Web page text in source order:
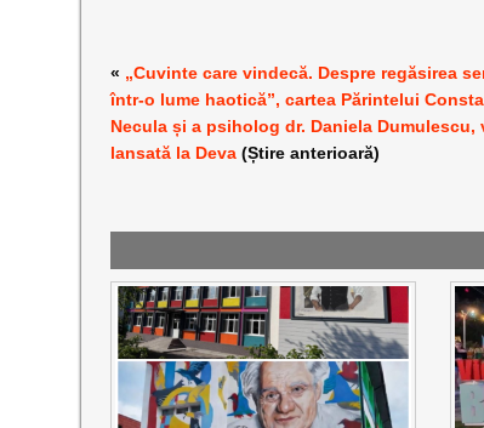
« „Cuvinte care vindecă. Despre regăsirea
într-o lume haotică”, cartea Părintelui
Necula și a psiholog dr. Daniela Dumulescu,
lansată la Deva (Știre anterioară)